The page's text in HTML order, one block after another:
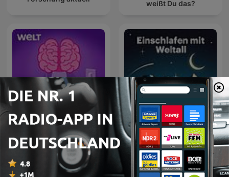
weißt Du das?
Aha! Zehn Minuten
Alltags-Wissen
Einschlafen mit Weltall